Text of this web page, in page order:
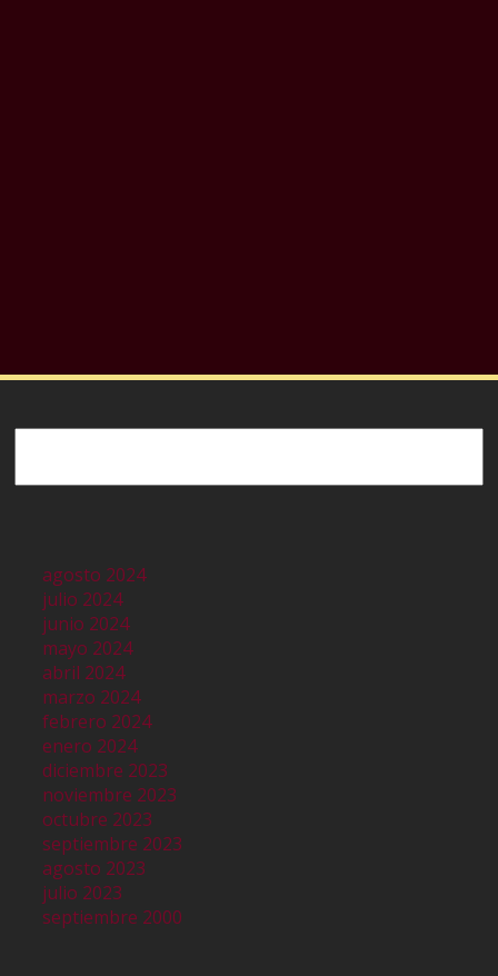
agosto 2024
julio 2024
junio 2024
mayo 2024
abril 2024
marzo 2024
febrero 2024
enero 2024
diciembre 2023
noviembre 2023
octubre 2023
septiembre 2023
agosto 2023
julio 2023
septiembre 2000